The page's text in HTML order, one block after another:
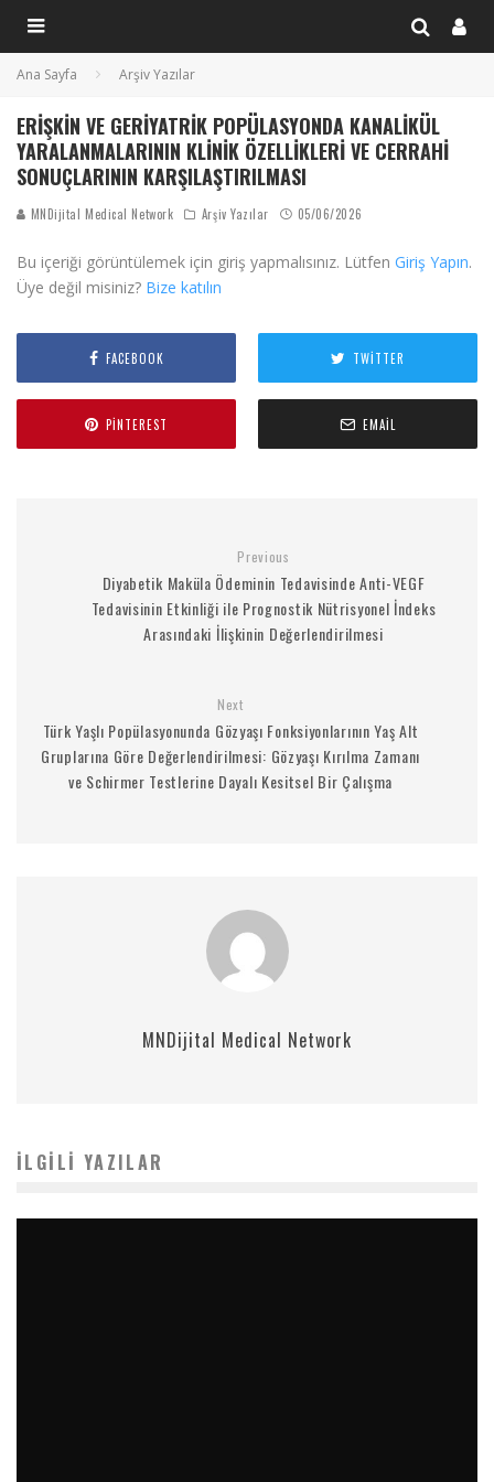
Ana Sayfa Arşiv Yazılar
ERIŞKIN VE GERIYATRIK POPÜLASYONDA KANALIKÜL
YARALANMALARININ KLINIK ÖZELLIKLERI VE CERRAHI
SONUÇLARININ KARŞILAŞTIRILMASI
MNDijital Medical Network Arşiv Yazılar 05/06/2026
Bu içeriği görüntülemek için giriş yapmalısınız. Lütfen Giriş Yapın.
Üye değil misiniz? Bize katılın
FACEBOOK TWITTER
PINTEREST EMAIL
Previous
Diyabetik Maküla Ödeminin Tedavisinde Anti-VEGF
Tedavisinin Etkinliği ile Prognostik Nütrisyonel İndeks
Arasındaki İlişkinin Değerlendirilmesi
Next
Türk Yaşlı Popülasyonunda Gözyaşı Fonksiyonlarının Yaş Alt
Gruplarına Göre Değerlendirilmesi: Gözyaşı Kırılma Zamanı
ve Schirmer Testlerine Dayalı Kesitsel Bir Çalışma
MNDijital Medical Network
İLGILI YAZILAR